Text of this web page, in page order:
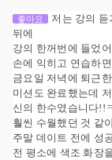
좋아요
저는 강의
뒤에
강의 한꺼번에 들었
손에 익히고 연습하
금요일 저녁에 퇴근
미션도 완료했는데
신의 한수였습니다!!
훨씬 수월했던 것 같
주말 데이트 전에 성
전 평소에 색조 화장